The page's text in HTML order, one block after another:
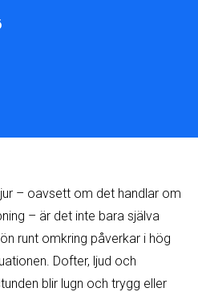
– oavsett om det handlar om
– är det inte bara själva
runt omkring påverkar i hög
Dofter, ljud och
blir lugn och trygg eller